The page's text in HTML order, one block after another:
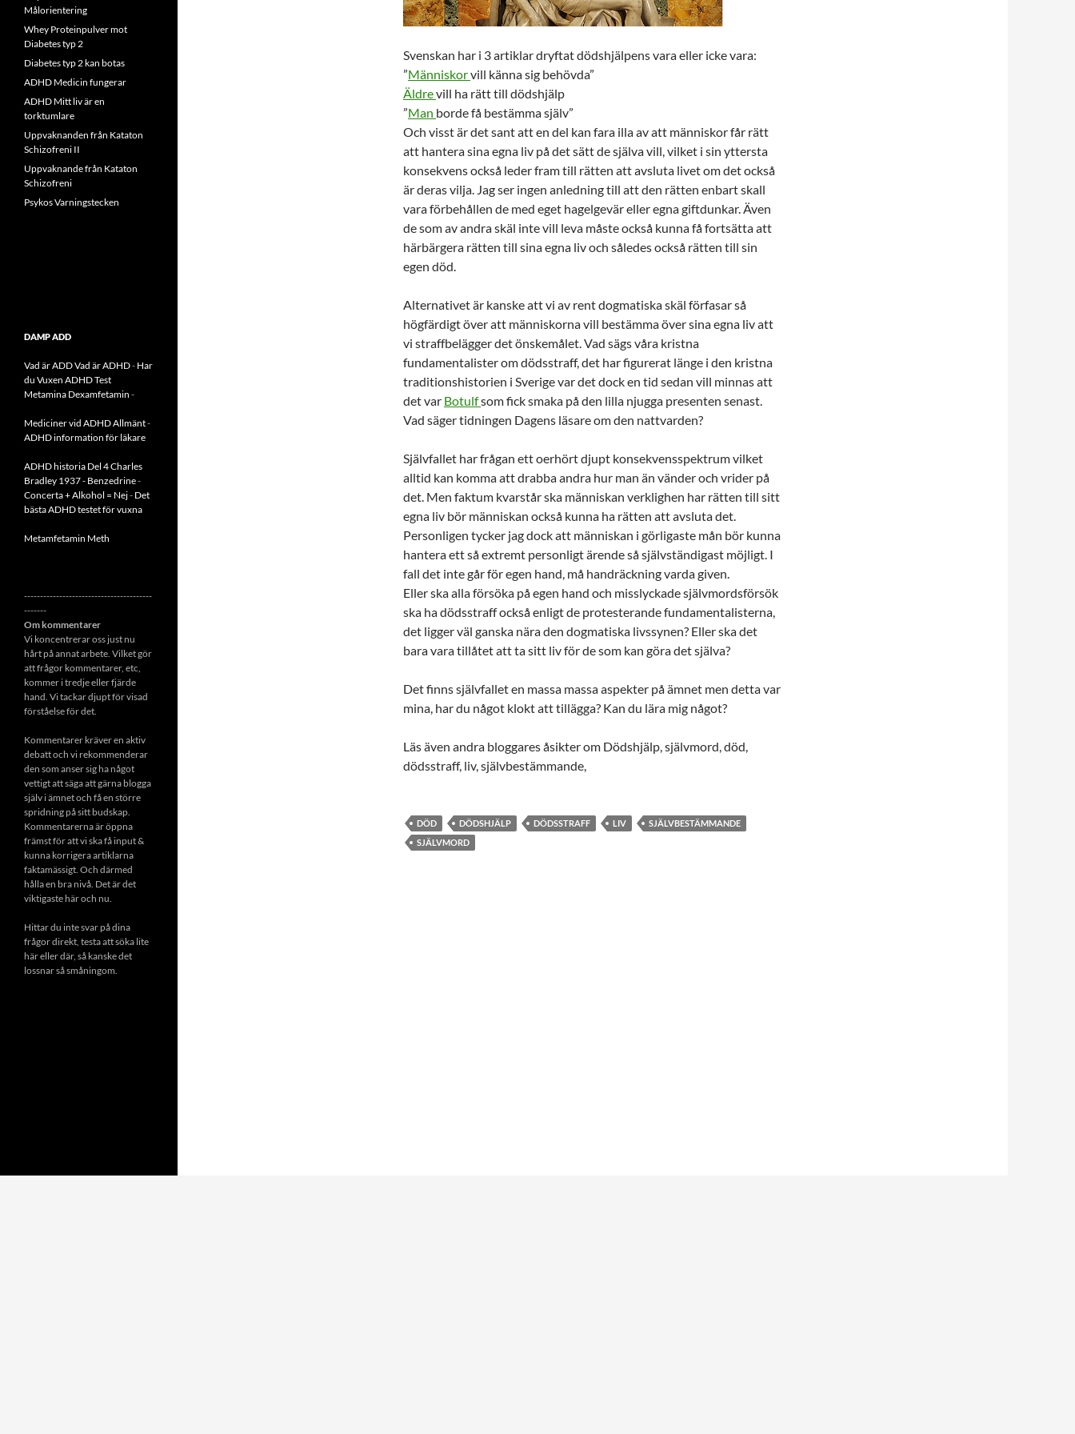
Svenskan har i 3 artiklar dryftat dödshjälpens vara eller icke vara:
”Människorvill känna sig behövda”
Äldrevill ha rätt till dödshjälp
”Man borde få bestämma själv”
Och visst är det sant att en del kan fara illa av att människor får rätt
att hantera sina egna liv på det sätt de själva vill, vilket i sin yttersta
konsekvens också leder fram till rätten att avsluta livet om det också
är deras vilja. Jag ser ingen anledning till att den rätten enbart skall
vara förbehållen de med eget hagelgevär eller egna giftdunkar. Även
de som av andra skäl inte vill leva måste också kunna få fortsätta att
härbärgera rätten till sina egna liv och således också rätten till sin
egen död.
Alternativet är kanske att vi av rent dogmatiska skäl förfasar så
högfärdigt över att människorna vill bestämma över sina egna liv att
vi straffbelägger det önskemålet. Vad sägs våra kristna
fundamentalister om dödsstraff, det har figurerat länge i den kristna
traditionshistorien i Sverige var det dock en tid sedan vill minnas att
det var Botulfsom fick smaka på den lilla njugga presenten senast.
Vad säger tidningen Dagens läsare om den nattvarden?
Självfallet har frågan ett oerhört djupt konsekvensspektrum vilket
alltid kan komma att drabba andra hur man än vänder och vrider på
det. Men faktum kvarstår ska människan verklighen har rätten till sitt
egna liv bör människan också kunna ha rätten att avsluta det.
Personligen tycker jag dock att människan i görligaste mån bör kunna
hantera ett så extremt personligt ärende så självständigast möjligt. I
fall det inte går för egen hand, må handräckning varda given.
Eller ska alla försöka på egen hand och misslyckade självmordsförsök
ska ha dödsstraff också enligt de protesterande fundamentalisterna,
det ligger väl ganska nära den dogmatiska livssynen? Eller ska det
bara vara tillåtet att ta sitt liv för de som kan göra det själva?
Det finns självfallet en massa massa aspekter på ämnet men detta var
mina, har du något klokt att tillägga? Kan du lära mig något?
Läs även andra bloggares åsikter om Dödshjälp, självmord, död,
dödsstraff, liv, självbestämmande,
DÖD DÖDSHJÄLP DÖDSSTRAFF LIV
SJÄLVBESTÄMMANDE
SJÄLVMORD
Målorientering
Whey Proteinpulver mot
Diabetes typ 2
Diabetes typ 2 kan botas
ADHD Medicin fungerar
ADHD Mitt liv är en
torktumlare
Uppvaknanden från Kataton
Schizofreni II
Uppvaknande från Kataton
Schizofreni
Psykos Varningstecken
DAMP ADD
Vad är ADDVad är ADHD- Har
du Vuxen ADHD Test
Metamina Dexamfetamin -
Mediciner vid ADHD Allmänt-
ADHD information för läkare
ADHD historia Del 4 Charles
Bradley 1937 - Benzedrine-
Concerta + Alkohol = Nej- Det
bästa ADHD testet för vuxna
Metamfetamin Meth
----------------------------------------
-------
Om kommentarer
Vi koncentrerar oss just nu
hårt på annat arbete. Vilket gör
att frågor kommentarer, etc,
kommer i tredje eller fjärde
hand. Vi tackar djupt för visad
förståelse för det.
Kommentarer kräver en aktiv
debatt och vi rekommenderar
den som anser sig ha något
vettigt att säga att gärna blogga
själv i ämnet och få en större
spridning på sitt budskap.
Kommentarerna är öppna
främst för att vi ska få input &
kunna korrigera artiklarna
faktamässigt. Och därmed
hålla en bra nivå. Det är det
viktigaste här och nu.
Hittar du inte svar på dina
frågor direkt, testa att söka lite
här eller där, så kanske det
lossnar så småningom.